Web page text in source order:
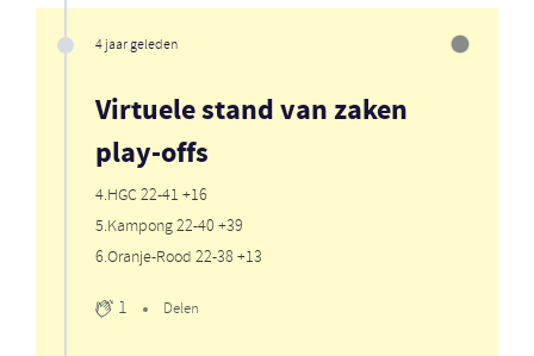
4 jaar geleden
Virtuele stand van zaken
play-offs
4.HGC 22-41 +16
5.Kampong 22-40 +39
6.Oranje-Rood 22-38 +13
1 Delen